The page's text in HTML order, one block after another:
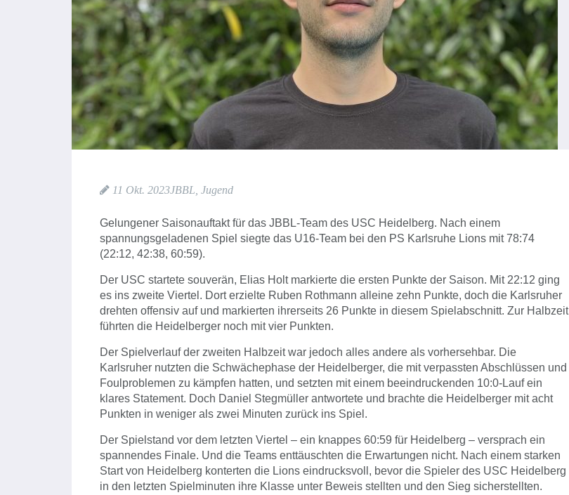
11 Okt. 2023JBBL Jugend
Gelungener Saisonauftakt für das JBBL-Team des USC Heidelberg. Nach einem
spannungsgeladenen Spiel siegte das U16-Team bei den PS Karlsruhe Lions mit 78:74
(22:12, 42:38, 60:59).
Der USC startete souverän, Elias Holt markierte die ersten Punkte der Saison. Mit 22:12 ging
es ins zweite Viertel. Dort erzielte Ruben Rothmann alleine zehn Punkte, doch die Karlsruher
drehten offensiv auf und markierten ihrerseits 26 Punkte in diesem Spielabschnitt. Zur Halbzeit
führten die Heidelberger noch mit vier Punkten.
Der Spielverlauf der zweiten Halbzeit war jedoch alles andere als vorhersehbar. Die
Karlsruher nutzten die Schwächephase der Heidelberger, die mit verpassten Abschlüssen und
Foulproblemen zu kämpfen hatten, und setzten mit einem beeindruckenden 10:0-Lauf ein
klares Statement. Doch Daniel Stegmüller antwortete und brachte die Heidelberger mit acht
Punkten in weniger als zwei Minuten zurück ins Spiel.
Der Spielstand vor dem letzten Viertel – ein knappes 60:59 für Heidelberg – versprach ein
spannendes Finale. Und die Teams enttäuschten die Erwartungen nicht. Nach einem starken
Start von Heidelberg konterten die Lions eindrucksvoll, bevor die Spieler des USC Heidelberg
in den letzten Spielminuten ihre Klasse unter Beweis stellten und den Sieg sicherstellten.